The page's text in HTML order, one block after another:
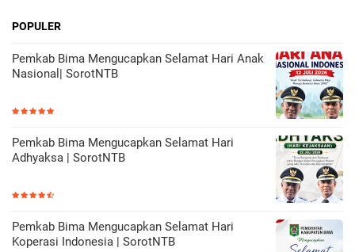
POPULER
Pemkab Bima Mengucapkan Selamat Hari Anak
Nasional| SorotNTB
Pemkab Bima Mengucapkan Selamat Hari
Adhyaksa | SorotNTB
Pemkab Bima Mengucapkan Selamat Hari
Koperasi Indonesia | SorotNTB